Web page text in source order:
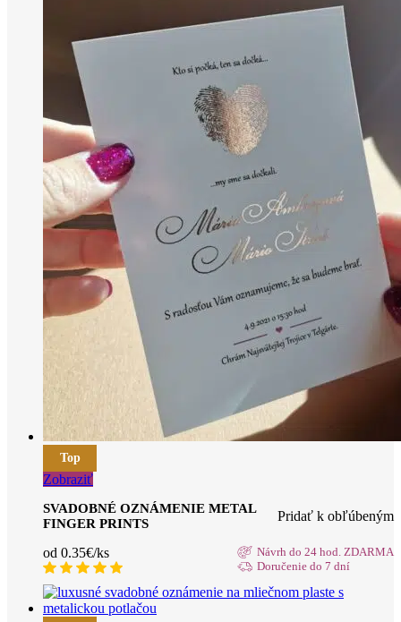
Top
Zobraziť
SVADOBNÉ OZNÁMENIE METAL
FINGER PRINTS
Pridať k obľúbeným
od 0.35€/ks
Návrh do 24 hod. ZDARMA
Doručenie do 7 dní